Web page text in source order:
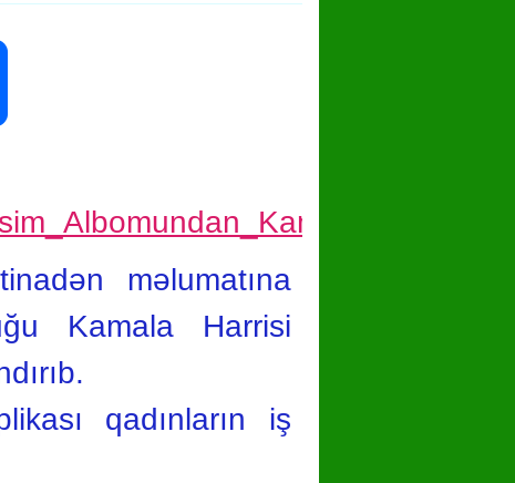
məlumatına
Kamala Harrisi
qadınların iş